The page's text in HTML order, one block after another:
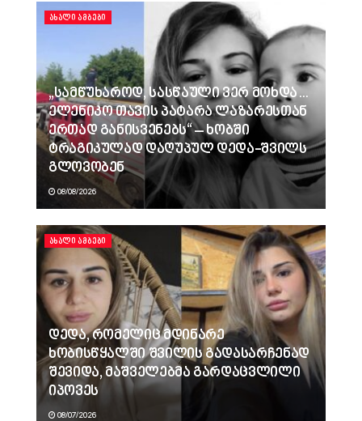
ᲐᲮᲐᲚᲘ ᲐᲛᲑᲔᲑᲘ
„სამწუხაროდ, სასწაული ვერ მოხდა…
ელენიკო თავის პატარა ლაზარესთან
ერთად განისვენებს“ – ხობში
ტრაგიკულად დაღუპულ დედა-შვილს
გლოვობენ
08/08/2026
ᲐᲮᲐᲚᲘ ᲐᲛᲑᲔᲑᲘ
დედა, რომელიც მდინარე
ხობისწყალში შვილის გადასარჩენად
შევიდა, მაშველებმა გარდაცვლილი
იპოვეს
08/07/2026